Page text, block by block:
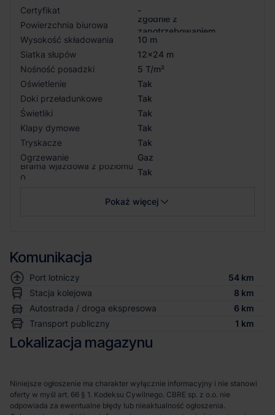
Certyfikat
-
Powierzchnia biurowa
zgodnie z
zapotrzebowaniem
Wysokość składowania
10 m
Siatka słupów
12x24 m
Nośność posadzki
5 T/m²
Oświetlenie
Tak
Doki przeładunkowe
Tak
Świetliki
Tak
Klapy dymowe
Tak
Tryskacze
Tak
Ogrzewanie
Gaz
Brama wjazdowa z poziomu
0
Tak
Pokaż więcej
Komunikacja
Port lotniczy
54 km
Stacja kolejowa
8 km
Autostrada / droga ekspresowa
6 km
Transport publiczny
1 km
Lokalizacja magazynu
Niniejsze ogłoszenie ma charakter wyłącznie informacyjny i nie stanowi
oferty w myśl art. 66 § 1. Kodeksu Cywilnego. CBRE sp. z o.o. nie
odpowiada za ewentualne błędy lub nieaktualność ogłoszenia.